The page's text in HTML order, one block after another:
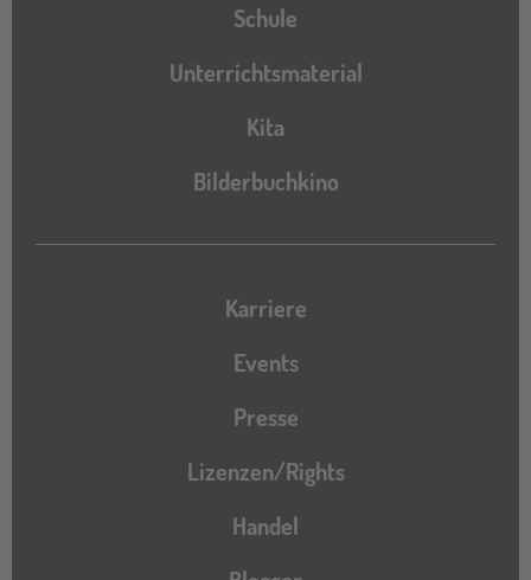
Schule
Unterrichtsmaterial
Kita
Bilderbuchkino
Karriere
Events
Presse
Lizenzen/Rights
Handel